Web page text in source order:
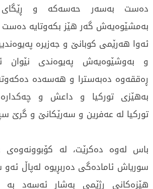
بەمشێوەيەش گەر هێز بكەوتايە
ئەوا هەرێمى كوبانێ و جەزيرە
و بەوشێوەيەش پەيوەندى نێوان
ڕەققەوە دەبەسترا و هەسەدە
بەهێزى توركيا و داعش و چەكدارە
توركيا لە عەفرين و سەرێكانێ و گرێ
باس لەوە دەكرێت، لە كۆبوونەوەى
سورياش ئامادەگى دەربڕيوە لەپاڵ ئەو
هێزەكانى ڕژێمى بەشار ئەسەد بە